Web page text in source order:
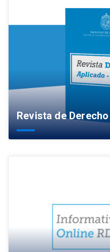
Revista de